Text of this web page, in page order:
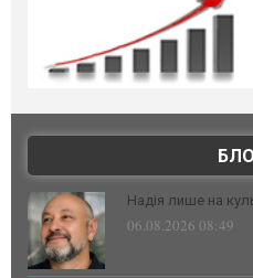
Надія лише на
06.08.2026 08:49